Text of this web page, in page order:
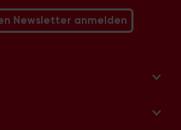
Newsletter anmelden